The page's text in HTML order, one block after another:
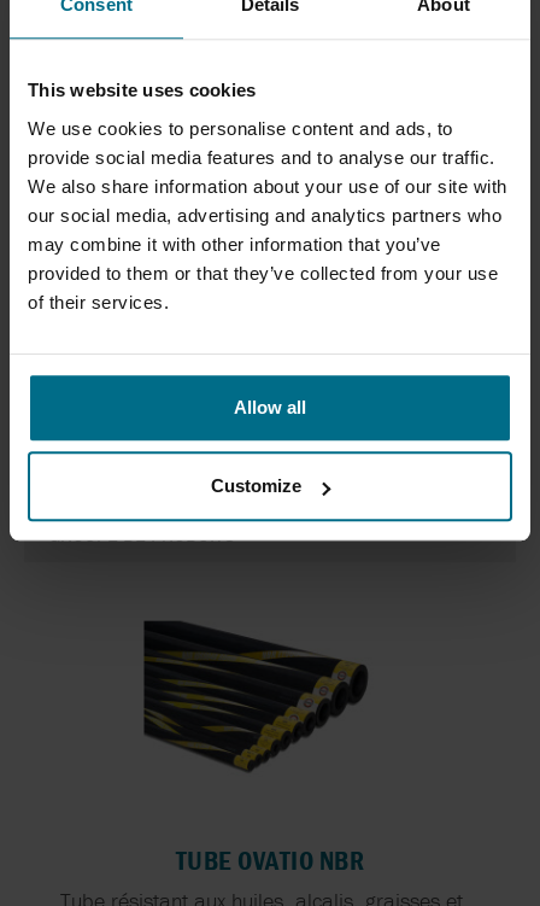
Consent Details About
This website uses cookies
We use cookies to personalise content and ads, to
provide social media features and to analyse our traffic.
We also share information about your use of our site with
our social media, advertising and analytics partners who
may combine it with other information that you’ve
provided to them or that they’ve collected from your use
of their services.
Allow all
Customize
mondiaux.Avez-vous d'aide pour sélectionnerla bonne
pompe pour vos besoins
sélection, laspécification,l'installation
5 SÉRIE(S) DE 1
FABRICANT(S)
GROUPE DE PRODUITS
TUBE OVATIO NBR
Tube résistant aux huiles, alcalis, graisses et...